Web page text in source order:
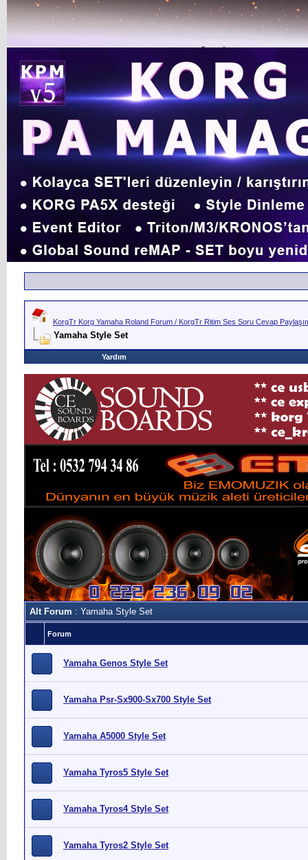
KorgTr Korg Yamaha Roland Forum / KorgTr Ritim Ses Soru Cevap
Yamaha Style Set
Yardım
Alt Forum : Yamaha Style Set
Forum
Yamaha Genos Style Set
Yamaha Psr-Sx900-Sx700 Style Set
Yamaha A5000 Style Set
Yamaha Tyros5 Style Set
Yamaha Tyros4 Style Set
Yamaha Tyros2 Style Set